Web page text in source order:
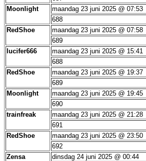
Moonlight
maandag 23 juni 2025 @ 07:53
688
RedShoe
maandag 23 juni 2025 @ 07:58
689
lucifer666
maandag 23 juni 2025 @ 15:41
688
RedShoe
maandag 23 juni 2025 @ 19:37
689
Moonlight
maandag 23 juni 2025 @ 19:45
690
trainfreak
maandag 23 juni 2025 @ 21:28
691
RedShoe
maandag 23 juni 2025 @ 23:50
692
Zensa
dinsdag 24 juni 2025 @ 00:44